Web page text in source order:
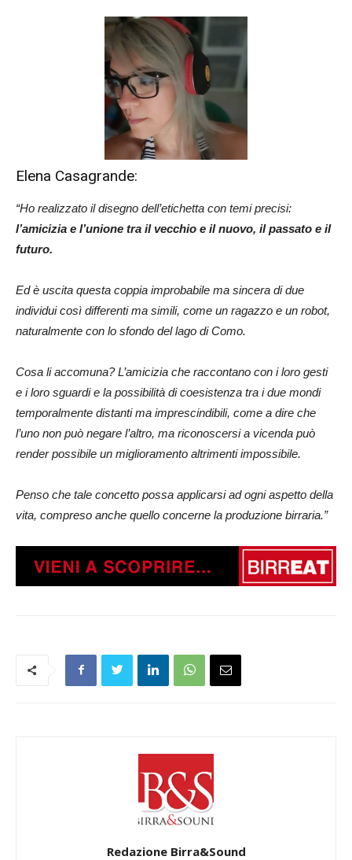
Elena Casagrande:
“Ho realizzato il disegno dell’etichetta con temi precisi:
l’amicizia e l’unione tra il vecchio e il nuovo, il passato e il
futuro.
Ed è uscita questa coppia improbabile ma sincera di due
individui così differenti ma simili, come un ragazzo e un robot,
naturalmente con lo sfondo del lago di Como.
Cosa li accomuna? L’amicizia che raccontano con i loro gesti
e i loro sguardi e la possibilità di coesistenza tra i due mondi
temporalmente distanti ma imprescindibili, come a dire che
l’uno non può negare l’altro, ma riconoscersi a vicenda può
render possibile un miglioramento altrimenti impossibile.
Penso che tale concetto possa applicarsi ad ogni aspetto della
vita, compreso anche quello concerne la produzione birraria.”
Redazione Birra&Sound